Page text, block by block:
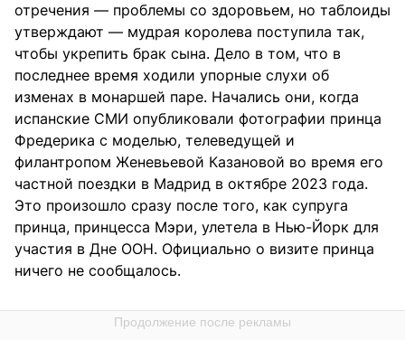
отречения — проблемы со здоровьем, но таблоиды
утверждают — мудрая королева поступила так,
чтобы укрепить брак сына. Дело в том, что в
последнее время ходили упорные слухи об
изменах в монаршей паре. Начались они, когда
испанские СМИ опубликовали фотографии принца
Фредерика с моделью, телеведущей и
филантропом Женевьевой Казановой во время его
частной поездки в Мадрид в октябре 2023 года.
Это произошло сразу после того, как супруга
принца, принцесса Мэри, улетела в Нью-Йорк для
участия в Дне ООН. Официально о визите принца
ничего не сообщалось.